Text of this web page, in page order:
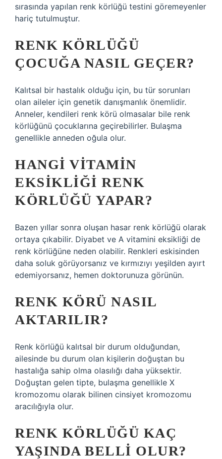
sırasında yapılan renk körlüğü testini göremeyenler
hariç tutulmuştur.
RENK KÖRLÜĞÜ
ÇOCUĞA NASIL GEÇER?
Kalıtsal bir hastalık olduğu için, bu tür sorunları
olan aileler için genetik danışmanlık önemlidir.
Anneler, kendileri renk körü olmasalar bile renk
körlüğünü çocuklarına geçirebilirler. Bulaşma
genellikle anneden oğula olur.
HANGI VITAMIN
EKSIKLIĞI RENK
KÖRLÜĞÜ YAPAR?
Bazen yıllar sonra oluşan hasar renk körlüğü olarak
ortaya çıkabilir. Diyabet ve A vitamini eksikliği de
renk körlüğüne neden olabilir. Renkleri eskisinden
daha soluk görüyorsanız ve kırmızıyı yeşilden ayırt
edemiyorsanız, hemen doktorunuza görünün.
RENK KÖRÜ NASIL
AKTARILIR?
Renk körlüğü kalıtsal bir durum olduğundan,
ailesinde bu durum olan kişilerin doğuştan bu
hastalığa sahip olma olasılığı daha yüksektir.
Doğuştan gelen tipte, bulaşma genellikle X
kromozomu olarak bilinen cinsiyet kromozomu
aracılığıyla olur.
RENK KÖRLÜĞÜ KAÇ
YAŞINDA BELLI OLUR?